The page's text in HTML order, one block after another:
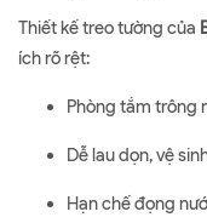
Thiết kế treo tường của
ích rõ rệt:
Phòng tắm trông
Dễ lau dọn, vệ
Hạn chế đọng